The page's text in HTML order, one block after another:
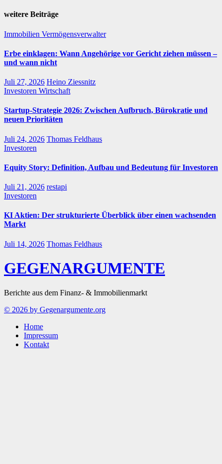
weitere Beiträge
Immobilien Vermögensverwalter
Erbe einklagen: Wann Angehörige vor Gericht ziehen müssen –
und wann nicht
Juli 27, 2026 Heino Ziessnitz
Investoren Wirtschaft
Startup-Strategie 2026: Zwischen Aufbruch, Bürokratie und
neuen Prioritäten
Juli 24, 2026 Thomas Feldhaus
Investoren
Equity Story: Definition, Aufbau und Bedeutung für Investoren
Juli 21, 2026 restapi
Investoren
KI Aktien: Der strukturierte Überblick über einen wachsenden
Markt
Juli 14, 2026 Thomas Feldhaus
GEGENARGUMENTE
Berichte aus dem Finanz- & Immobilienmarkt
© 2026 by Gegenargumente.org
Home
Impressum
Kontakt